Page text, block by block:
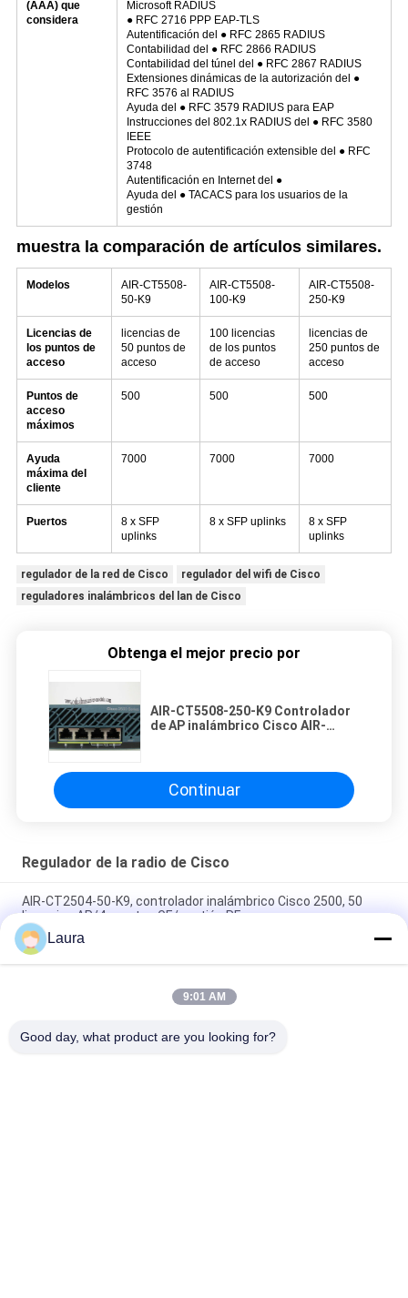
(AAA) que
considera
Microsoft RADIUS
● RFC 2716 PPP EAP-TLS
Autentificación del ● RFC 2865 RADIUS
Contabilidad del ● RFC 2866 RADIUS
Contabilidad del túnel del ● RFC 2867 RADIUS
Extensiones dinámicas de la autorización del ●
RFC 3576 al RADIUS
Ayuda del ● RFC 3579 RADIUS para EAP
Instrucciones del 802.1x RADIUS del ● RFC 3580
IEEE
Protocolo de autentificación extensible del ● RFC
3748
Autentificación en Internet del ●
Ayuda del ● TACACS para los usuarios de la
gestión
muestra la comparación de artículos similares.
Modelos
AIR-CT5508-
50-K9
AIR-CT5508-
100-K9
AIR-CT5508-
250-K9
Licencias de
los puntos de
acceso
licencias de
50 puntos de
acceso
100 licencias
de los puntos
de acceso
licencias de
250 puntos de
acceso
Puntos de
acceso
máximos
500 500 500
Ayuda
máxima del
cliente
7000 7000 7000
Puertos
8 x SFP
uplinks
8 x SFP uplinks
8 x SFP
uplinks
regulador de la red de Cisco
regulador del wifi de Cisco
reguladores inalámbricos del lan de Cisco
Obtenga el mejor precio por
AIR-CT5508-250-K9 Controlador
de AP inalámbrico Cisco AIR-
Cisco para hasta 250 puntos de
acceso
Continuar
Regulador de la radio de Cisco
AIR-CT2504-50-K9, controlador inalámbrico Cisco 2500, 50
licencias AP/4 puertos GE/gestión RF
Cisco C9800-L-F-K9 Controlador WLAN Controlador
inalámbrico de enlace ascendente de fibra Catalyst 9800-L
Tipo interior del sitio de los puntos de acceso 11ax de Huawei
Laura
9:01 AM
Good day, what product are you looking for?